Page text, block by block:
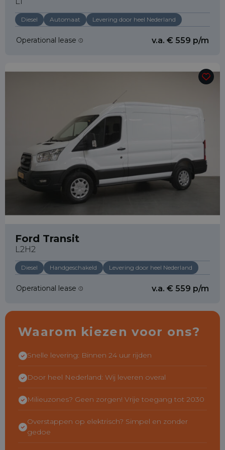
Diesel Automaat Levering door heel Nederland
Operational lease v.a. € 559 p/m
Ford Transit
L2H2
Diesel Handgeschakeld Levering door heel Nederland
Operational lease v.a. € 559 p/m
Waarom kiezen voor ons?
Snelle levering: Binnen 24 uur rijden
Door heel Nederland: Wij leveren overal
Milieuzones? Geen zorgen! Vrije toegang tot 2030
Overstappen op elektrisch? Simpel en zonder
gedoe